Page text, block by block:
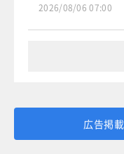
2026/08/06 07:00
広告掲